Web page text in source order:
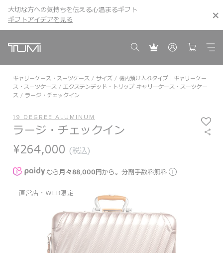
ギフトアイデアを見る こちら
大切な方への気持ちを伝える心温まるギフト
ギフトアイデアを見る
こちら
キャリーケース・スーツケース サイズ
機内預け入れタイプ｜キャリーケー
ス・スーツケース
エクステンデッド・トリップ キャリーケース・スーツケー
ス
ラージ・チェックイン
直営店・WEB限定
19 DEGREE ALUMINUM
ラージ・チェックイン
¥264,000 (税込)
なら月々88,000円から。分割手数料無料